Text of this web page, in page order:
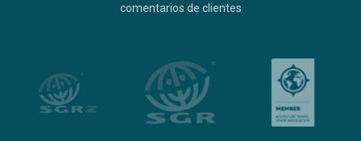
comentarios de clientes